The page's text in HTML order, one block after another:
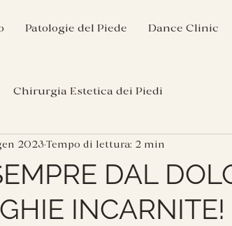
Patologie del Piede Dance Clinic
Chirurgia Estetica dei Piedi
DAL
INCARNITE!
2023 Tempo di lettura: 2 min